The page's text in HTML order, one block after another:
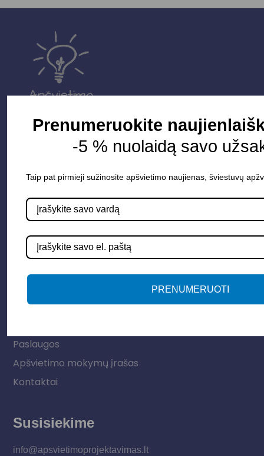
Parduotuvė
Apšvietimo sistemos
Elektros instaliacija
Lauko šviestuvai
LED juostos
Vidaus apšvietimas
Informacija
Paslaugos
Apšvietimo mokymų įrašas
Kontaktai
Susisiekime
info@apsvietimoprojektavimas.lt
Prenumeruokite
-5 % nuolaidą savo
Taip pat pirmieji sužinosite apšvietimo naujienas, šviestuvų
PRENUMERUOTI